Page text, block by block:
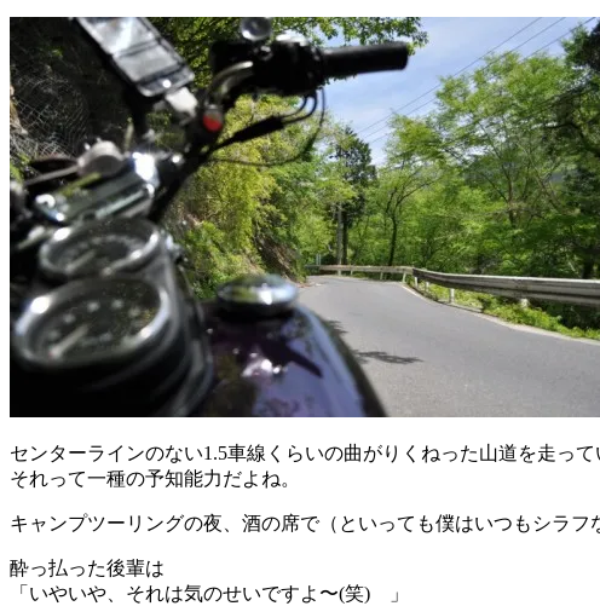
センターラインのない1.5車線くらいの曲がりくねった山道を走っ
それって一種の予知能力だよね。
キャンプツーリングの夜、酒の席で（といっても僕はいつもシラフ
酔っ払った後輩は
「いやいや、それは気のせいですよ〜(笑) 」